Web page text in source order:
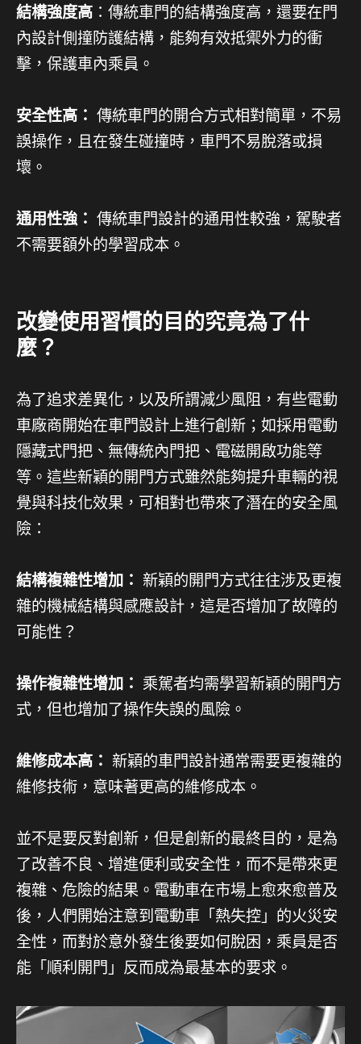
結構強度高 ：傳統車門的結構強度高，還要在門
內設計側撞防護結構，能夠有效抵禦外力的衝
擊，保護車內乘員。
安全性高： 傳統車門的開合方式相對簡單，不易
誤操作，且在發生碰撞時，車門不易脫落或損
壞。
通用性強： 傳統車門設計的通用性較強，駕駛者
不需要額外的學習成本。
改變使用習慣的目的究竟為了什
麼？
為了追求差異化，以及所謂減少風阻，有些電動
車廠商開始在車門設計上進行創新；如採用電動
隱藏式門把、無傳統內門把、電磁開啟功能等
等。這些新穎的開門方式雖然能夠提升車輛的視
覺與科技化效果，可相對也帶來了潛在的安全風
險：
結構複雜性增加： 新穎的開門方式往往涉及更複
雜的機械結構與感應設計，這是否增加了故障的
可能性？
操作複雜性增加： 乘駕者均需學習新穎的開門方
式，但也增加了操作失誤的風險。
維修成本高： 新穎的車門設計通常需要更複雜的
維修技術，意味著更高的維修成本。
並不是要反對創新，但是創新的最終目的，是為
了改善不良、增進便利或安全性，而不是帶來更
複雜、危險的結果。電動車在市場上愈來愈普及
後，人們開始注意到電動車「熱失控」的火災安
全性，而對於意外發生後要如何脫困，乘員是否
能「順利開門」反而成為最基本的要求。